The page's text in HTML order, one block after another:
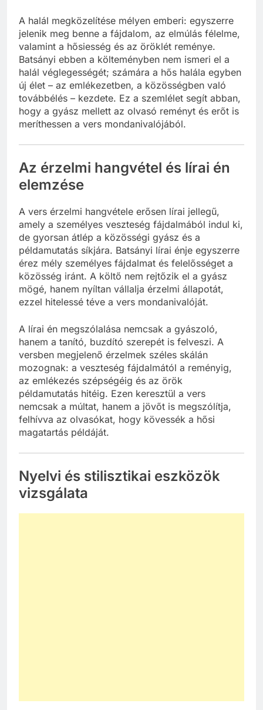
A halál megközelítése mélyen emberi: egyszerre
jelenik meg benne a fájdalom, az elmúlás félelme,
valamint a hősiesség és az öröklét reménye.
Batsányi ebben a költeményben nem ismeri el a
halál véglegességét; számára a hős halála egyben
új élet – az emlékezetben, a közösségben való
továbbélés – kezdete. Ez a szemlélet segít abban,
hogy a gyász mellett az olvasó reményt és erőt is
meríthessen a vers mondanivalójából.
Az érzelmi hangvétel és lírai én
elemzése
A vers érzelmi hangvétele erősen lírai jellegű,
amely a személyes veszteség fájdalmából indul ki,
de gyorsan átlép a közösségi gyász és a
példamutatás síkjára. Batsányi lírai énje egyszerre
érez mély személyes fájdalmat és felelősséget a
közösség iránt. A költő nem rejtőzik el a gyász
mögé, hanem nyíltan vállalja érzelmi állapotát,
ezzel hitelessé téve a vers mondanivalóját.
A lírai én megszólalása nemcsak a gyászoló,
hanem a tanító, buzdító szerepét is felveszi. A
versben megjelenő érzelmek széles skálán
mozognak: a veszteség fájdalmától a reményig,
az emlékezés szépségéig és az örök
példamutatás hitéig. Ezen keresztül a vers
nemcsak a múltat, hanem a jövőt is megszólítja,
felhívva az olvasókat, hogy kövessék a hősi
magatartás példáját.
Nyelvi és stilisztikai eszközök
vizsgálata